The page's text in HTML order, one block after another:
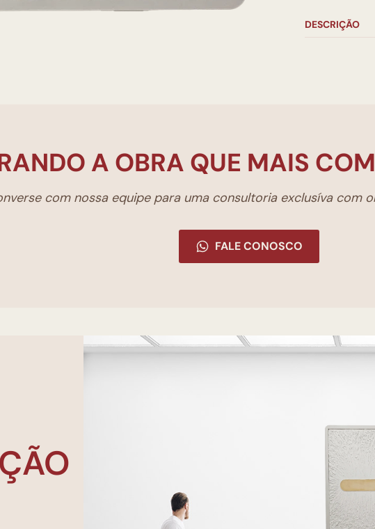
DESCRIÇÃO
A OBRA QUE MAIS
com nossa equipe para uma consultoria exclusíva com
FALE CONOSCO